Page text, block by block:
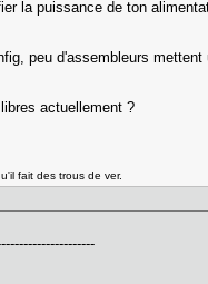
la puissance de ton
peu d'assembleurs
actuellement ?
fait des trous de ver.